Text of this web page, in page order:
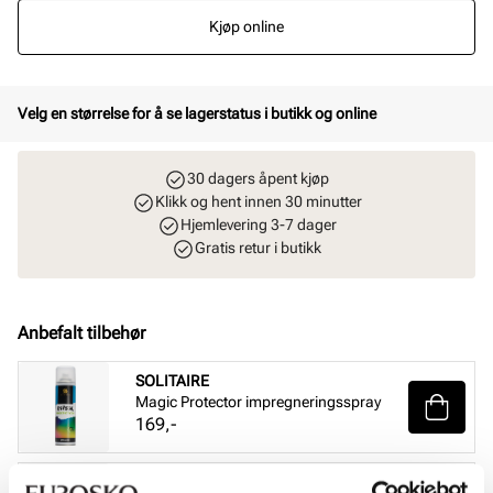
Kjøp online
Velg en størrelse for å se lagerstatus i butikk og online
30 dagers åpent kjøp
Klikk og hent innen 30 minutter
Hjemlevering 3-7 dager
Gratis retur i butikk
Anbefalt tilbehør
SOLITAIRE
Magic Protector impregneringsspray
Pris
169,-